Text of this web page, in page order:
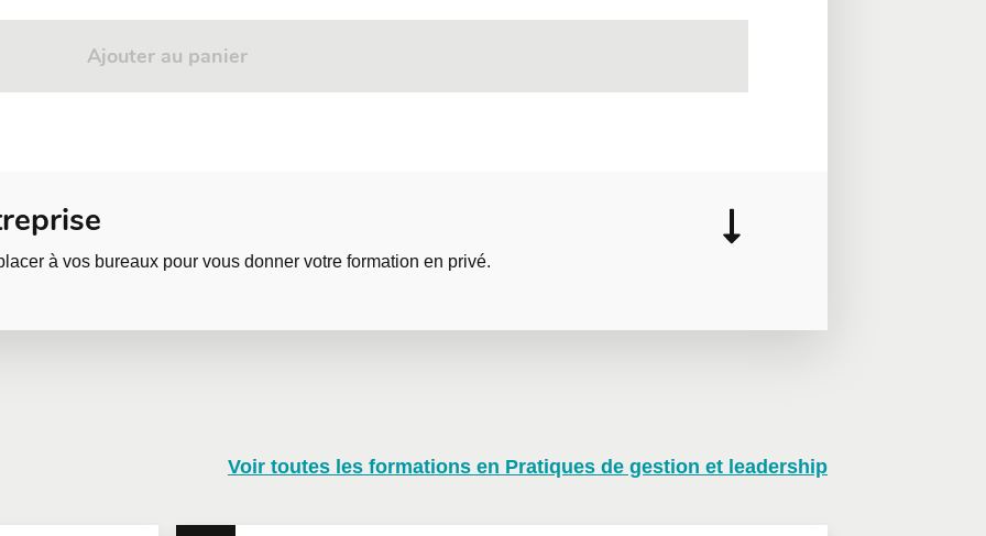
Ajouter au panier
à vos bureaux pour vous donner votre formation en privé.
en entreprise
Voir toutes les formations en Pratiques de gestion et leadership